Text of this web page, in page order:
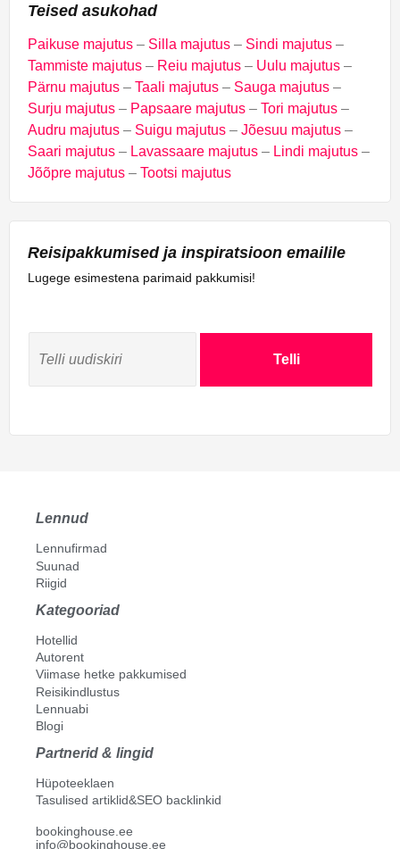
Teised asukohad
Paikuse majutus – Silla majutus – Sindi majutus –
Tammiste majutus – Reiu majutus – Uulu majutus –
Pärnu majutus – Taali majutus – Sauga majutus –
Surju majutus – Papsaare majutus – Tori majutus –
Audru majutus – Suigu majutus – Jõesuu majutus –
Saari majutus – Lavassaare majutus – Lindi majutus –
Jõõpre majutus – Tootsi majutus
Reisipakkumised ja inspiratsioon emailile
Lugege esimestena parimaid pakkumisi!
Telli
Lennud
Lennufirmad
Suunad
Riigid
Kategooriad
Hotellid
Autorent
Viimase hetke pakkumised
Reisikindlustus
Lennuabi
Blogi
Partnerid & lingid
Hüpoteeklaen
Tasulised artiklid&SEO backlinkid
bookinghouse.ee
info@bookinghouse.ee